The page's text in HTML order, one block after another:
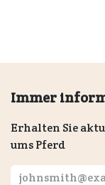
Immer
Erhalten Sie
ums Pferd